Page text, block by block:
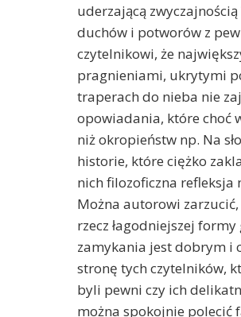
uderzającą
duchów i potworów z
czytelnikowi, że
pragnieniami, ukrytymi
traperach do nieba nie
opowiadania, które choć
niż okropieństw np. Na
historie, które ciężko
nich filozoficzna refleksja
Można autorowi
rzecz łagodniejszej
zamykania jest dobrym i
stronę tych czytelników,
byli pewni czy ich
można spokojnie polecić